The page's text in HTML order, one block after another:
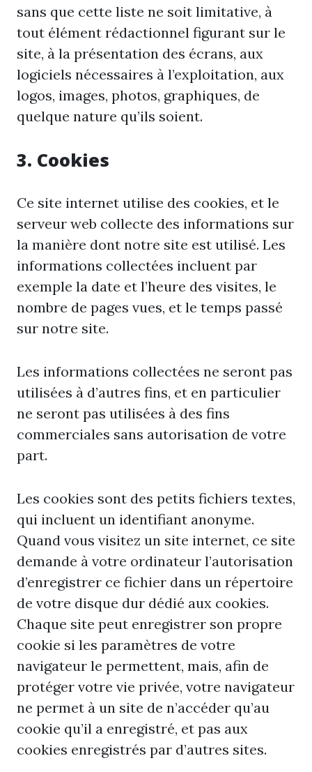
sans que cette liste ne soit limitative, à
tout élément rédactionnel figurant sur le
site, à la présentation des écrans, aux
logiciels nécessaires à l’exploitation, aux
logos, images, photos, graphiques, de
quelque nature qu’ils soient.
3. Cookies
Ce site internet utilise des cookies, et le
serveur web collecte des informations sur
la manière dont notre site est utilisé. Les
informations collectées incluent par
exemple la date et l’heure des visites, le
nombre de pages vues, et le temps passé
sur notre site.
Les informations collectées ne seront pas
utilisées à d’autres fins, et en particulier
ne seront pas utilisées à des fins
commerciales sans autorisation de votre
part.
Les cookies sont des petits fichiers textes,
qui incluent un identifiant anonyme.
Quand vous visitez un site internet, ce site
demande à votre ordinateur l’autorisation
d’enregistrer ce fichier dans un répertoire
de votre disque dur dédié aux cookies.
Chaque site peut enregistrer son propre
cookie si les paramètres de votre
navigateur le permettent, mais, afin de
protéger votre vie privée, votre navigateur
ne permet à un site de n’accéder qu’au
cookie qu’il a enregistré, et pas aux
cookies enregistrés par d’autres sites.